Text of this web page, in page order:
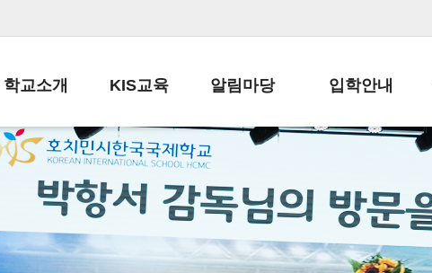
학교소개
학교장인사말
학교상징
학교연혁
KIS교육
교육목표
학사일정
일과시간표
알림마당
공지사항
납부금 안내
스쿨버스 운행 안내
입학안내
전-편입 서류양식
입학금/수업료